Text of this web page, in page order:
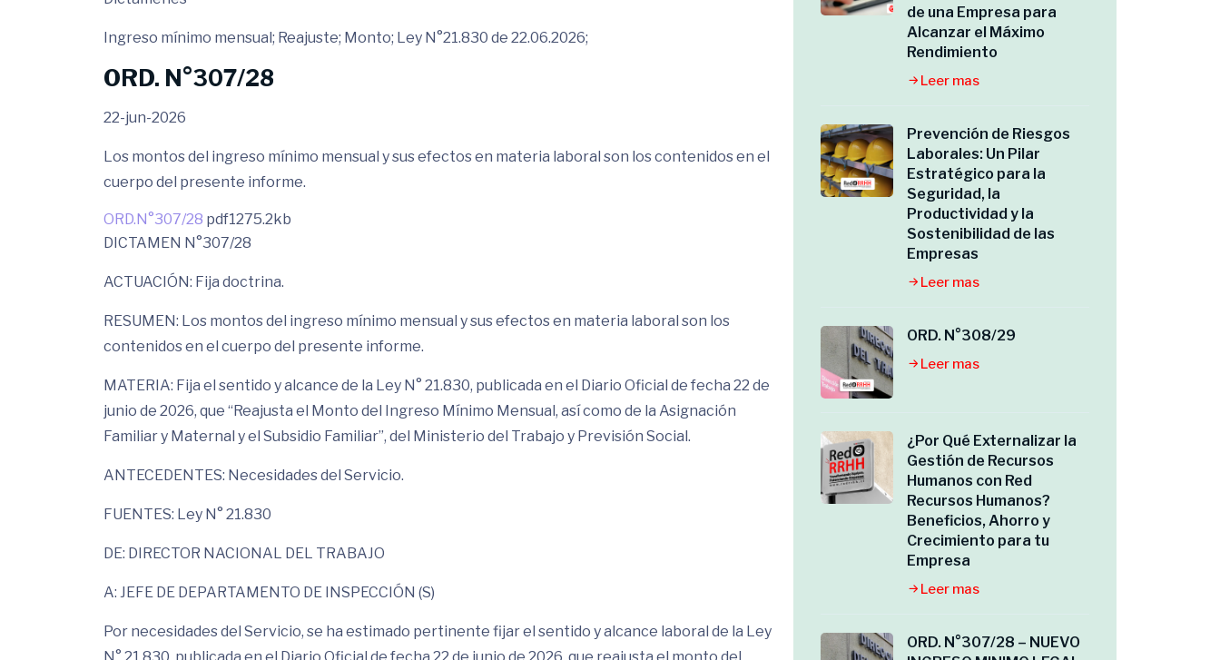
Ingreso mínimo mensual; Reajuste; Monto; Ley N°21.830 de 22.06.2026;
ORD. N°307/28
22-jun-2026
Los montos del ingreso mínimo mensual y sus efectos en materia laboral son los contenidos en el
cuerpo del presente informe.
ORD.N°307/28 pdf1275.2kb
DICTAMEN N°307/28
ACTUACIÓN: Fija doctrina.
RESUMEN: Los montos del ingreso mínimo mensual y sus efectos en materia laboral son los
contenidos en el cuerpo del presente informe.
MATERIA: Fija el sentido y alcance de la Ley N° 21.830, publicada en el Diario Oficial de fecha 22 de
junio de 2026, que “Reajusta el Monto del Ingreso Mínimo Mensual, así como de la Asignación
Familiar y Maternal y el Subsidio Familiar”, del Ministerio del Trabajo y Previsión Social.
ANTECEDENTES: Necesidades del Servicio.
FUENTES: Ley N° 21.830
DE: DIRECTOR NACIONAL DEL TRABAJO
A: JEFE DE DEPARTAMENTO DE INSPECCIÓN (S)
Por necesidades del Servicio, se ha estimado pertinente fijar el sentido y alcance laboral de la Ley
de una Empresa para
Alcanzar el Máximo
Rendimiento
Leer mas
Prevención de Riesgos
Laborales: Un Pilar
Estratégico para la
Seguridad, la
Productividad y la
Sostenibilidad de las
Empresas
Leer mas
ORD. N°308/29
Leer mas
¿Por Qué Externalizar la
Gestión de Recursos
Humanos con Red
Recursos Humanos?
Beneficios, Ahorro y
Crecimiento para tu
Empresa
Leer mas
ORD. N°307/28 – NUEVO